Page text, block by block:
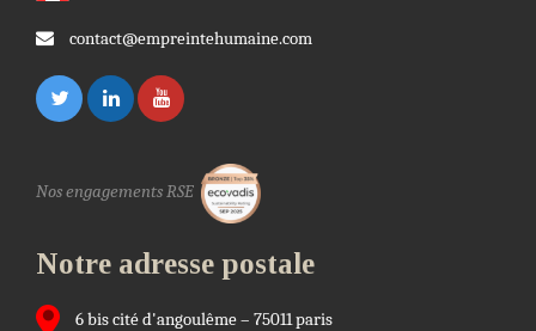
contact@empreintehumaine.com
Nos engagements RSE
Notre adresse postale
6 bis cité d'angoulême – 75011 paris